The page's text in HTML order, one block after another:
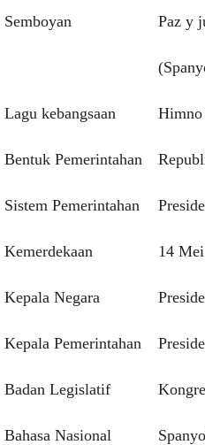
Semboyan Paz y
Lagu kebangsaan Himno
Bentuk Pemerintahan
Sistem Pemerintahan
Kemerdekaan 14
Kepala Negara
Kepala Pemerintahan
Badan Legislatif
Bahasa Nasional